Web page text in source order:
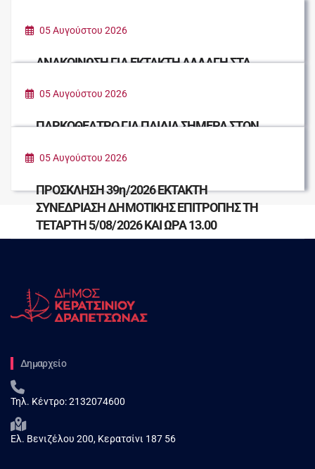
05 Αυγούστου 2026
ΑΝΑΚΟΙΝΩΣΗ ΓΙΑ ΕΚΤΑΚΤΗ ΑΛΛΑΓΗ ΣΤΑ
ΣΥΓΚΟΙΝΩΝΙΑΣ ΑΥΡΙΟ ΠΕΜΠΤΗ 6/8
05 Αυγούστου 2026
ΠΑΡΚΟΘΕΑΤΡΟ ΓΙΑ ΠΑΙΔΙΑ ΣΗΜΕΡΑ ΣΤΟΝ
ΧΡΥΣΟΣΤΟΜΙΔΗΣ» ΜΕ ΕΛΕΥΘΕΡΗ ΕΙΣΟΔΟ
05 Αυγούστου 2026
ΠΡΟΣΚΛΗΣΗ 39η/2026 ΕΚΤΑΚΤΗ
ΣΥΝΕΔΡΙΑΣΗ ΔΗΜΟΤΙΚΗΣ ΕΠΙΤΡΟΠΗΣ ΤΗ
ΤΕΤΑΡΤΗ 5/08/2026 ΚΑΙ ΩΡΑ 13.00
Δημαρχείο
Τηλ. Κέντρο:2132074600
Ελ. Βενιζέλου 200, Κερατσίνι 187 56